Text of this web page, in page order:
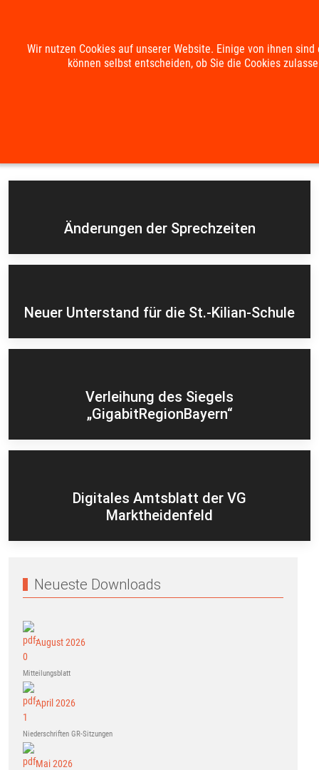
Änderungen der Sprechzeiten
Neuer Unterstand für die St.-Kilian-Schule
Verleihung des Siegels
„GigabitRegionBayern“
Digitales Amtsblatt der VG
Marktheidenfeld
Neueste Downloads
August 2026
Mitteilungsblatt
April 2026
Niederschriften GR-Sitzungen
Mai 2026
Wir nutzen Cookies auf unserer Website. Einige von ihnen
können selbst entscheiden, ob Sie die Cookies